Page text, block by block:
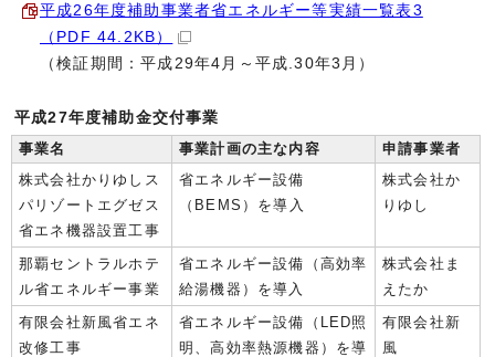
平成26年度補助事業者省エネルギー等実績一覧表3
（PDF 44.2KB）
（検証期間：平成29年4月～平成.30年3月）
平成27年度補助金交付事業
事業名
事業計画の主な内容
申請事業者
株式会社かりゆしス
パリゾートエグゼス
省エネ機器設置工事
省エネルギー設備
（BEMS）を導入
株式会社か
りゆし
那覇セントラルホテ
ル省エネルギー事業
省エネルギー設備（高効率
給湯機器）を導入
株式会社ま
えたか
有限会社新風省エネ
改修工事
省エネルギー設備（LED照
明、高効率熱源機器）を導
有限会社新
風